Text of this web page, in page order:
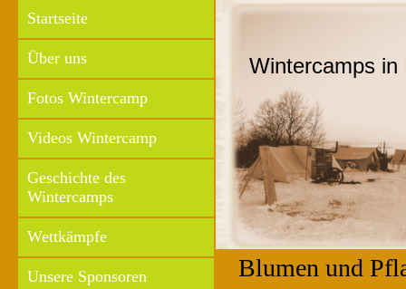
Startseite
Über uns
Fotos Wintercamp
Videos Wintercamp
Geschichte des
Wintercamps
Wettkämpfe
Unsere Sponsoren
Wintercamps in
Blumen und